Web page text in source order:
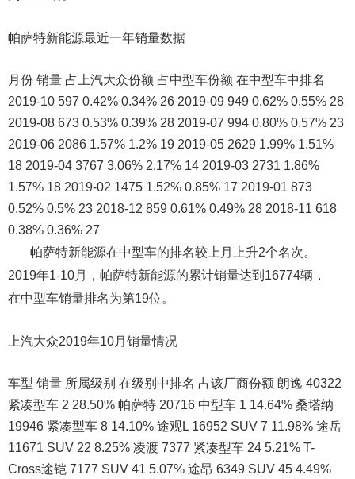
帕萨特新能源最近一年销量数据
月份 销量 占上汽大众份额 占中型车份额 在中型车中排名
2019-10 597 0.42% 0.34% 26 2019-09 949 0.62% 0.55% 28
2019-08 673 0.53% 0.39% 28 2019-07 994 0.80% 0.57% 23
2019-06 2086 1.57% 1.2% 19 2019-05 2629 1.99% 1.51%
18 2019-04 3767 3.06% 2.17% 14 2019-03 2731 1.86%
1.57% 18 2019-02 1475 1.52% 0.85% 17 2019-01 873
0.52% 0.5% 23 2018-12 859 0.61% 0.49% 28 2018-11 618
0.38% 0.36% 27
帕萨特新能源在中型车的排名较上月上升2个名次。
2019年1-10月，帕萨特新能源的累计销量达到16774辆，
在中型车销量排名为第19位。
上汽大众2019年10月销量情况
车型 销量 所属级别 在级别中排名 占该厂商份额 朗逸 40322
紧凑型车 2 28.50% 帕萨特 20716 中型车 1 14.64% 桑塔纳
19946 紧凑型车 8 14.10% 途观L 16952 SUV 7 11.98% 途岳
11671 SUV 22 8.25% 凌渡 7377 紧凑型车 24 5.21% T-
Cross途铠 7177 SUV 41 5.07% 途昂 6349 SUV 45 4.49%